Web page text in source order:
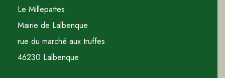
Le Millepattes
Mairie de Lalbenque
rue du marché aux truffes
46230 Lalbenque